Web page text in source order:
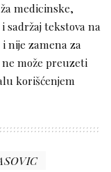
medicinske,
sadržaj tekstova na
nije zamena za
može preuzeti
korišćenjem